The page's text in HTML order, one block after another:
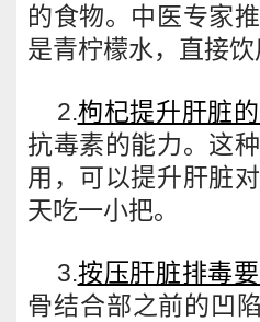
的食物。中医专家
是青柠檬水，直接饮
2.枸杞提升肝脏
抗毒素的能力。这
用，可以提升肝脏
天吃一小把。
3.按压肝脏排毒
骨结合部之前的凹